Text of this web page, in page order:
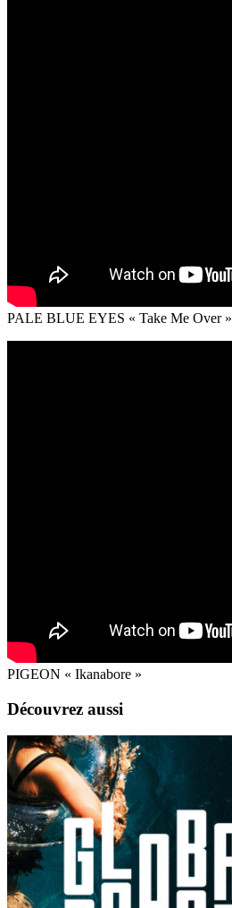
PALE BLUE EYES « Take Me Over »
PIGEON « Ikanabore »
Découvrez aussi